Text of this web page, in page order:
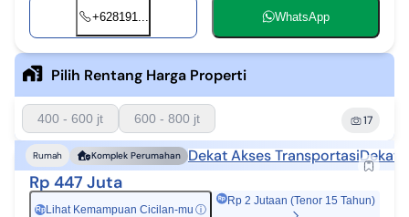
+628191... WhatsApp
Pilih Rentang Harga Properti
400 - 600 jt 600 - 800 jt 17
Rumah Komplek Perumahan Dekat Akses TransportasiDekat
Rp 447 Juta
Rp Lihat Kemampuan Cicilan-mu ⓘ
Rp 2 Jutaan (Tenor 15 Tahun)